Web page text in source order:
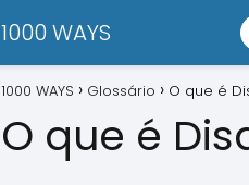
1000 WAYS
1000 WAYS Glossário O que é
O que é